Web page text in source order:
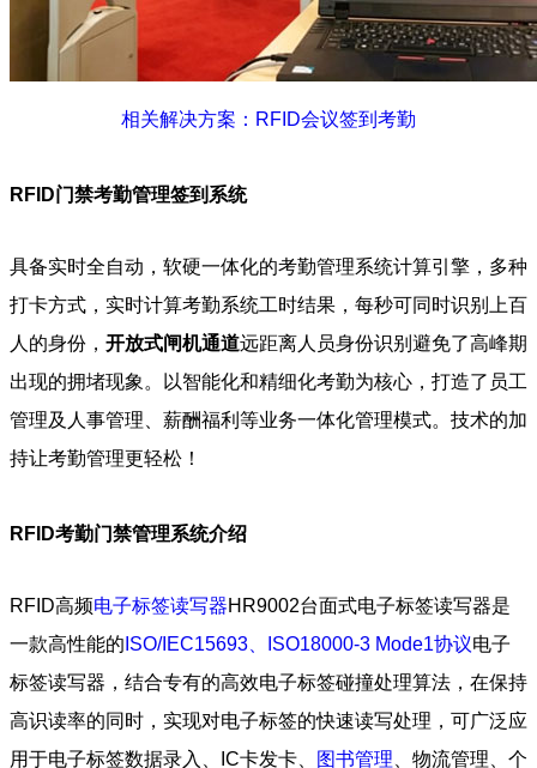
相关解决方案：RFID会议签到考勤
RFID门禁考勤管理签到系统
具备实时全自动，软硬一体化的考勤管理系统计算引擎，多种
打卡方式，实时计算考勤系统工时结果，每秒可同时识别上百
人的身份， 开放式闸机通道远距离人员身份识别避免了高峰期
出现的拥堵现象。以智能化和精细化考勤为核心，打造了员工
管理及人事管理、薪酬福利等业务一体化管理模式。技术的加
持让考勤管理更轻松！
RFID考勤门禁管理系统介绍
RFID高频电子标签读写器HR9002台面式电子标签读写器是
一款高性能的 ISO/IEC15693、ISO18000-3 Mode1协议电子
标签读写器，结合专有的高效电子标签碰撞处理算法，在保持
高识读率的同时，实现对电子标签的快速读写处理，可广泛应
用于电子标签数据录入、IC卡发卡、
图书管理 、物流管理、个